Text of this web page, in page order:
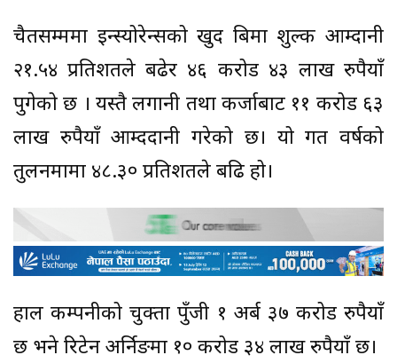
चैतसम्ममा इन्स्योरेन्सको खुद बिमा शुल्क आम्दानी
२१.५४ प्रतिशतले बढेर ४६ करोड ४३ लाख रुपैयाँ
पुगेको छ । यस्तै लगानी तथा कर्जाबाट ११ करोड ६३
लाख रुपैयाँ आम्ददानी गरेको छ। यो गत वर्षको
तुलनमामा ४८.३० प्रतिशतले बढि हो।
हाल कम्पनीको चुक्ता पुँजी १ अर्ब ३७ करोड रुपैयाँ
छ भने रिटेन अर्निङमा १० करोड ३४ लाख रुपैयाँ छ।